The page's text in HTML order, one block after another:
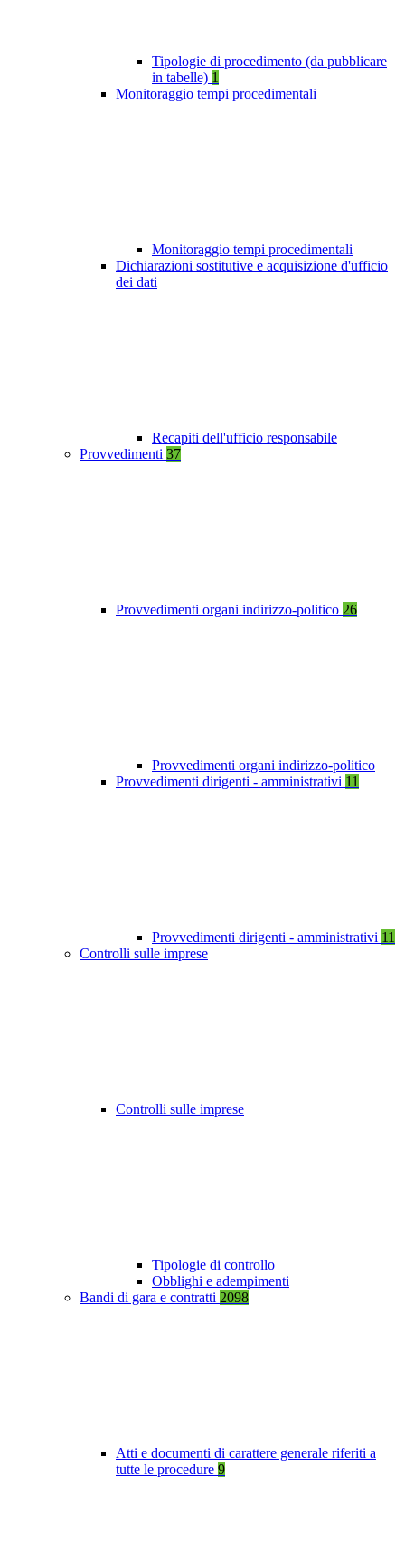
Tipologie di procedimento (da pubblicare
in tabelle) 1
Monitoraggio tempi procedimentali
Monitoraggio tempi procedimentali
Dichiarazioni sostitutive e acquisizione d'ufficio
dei dati
Recapiti dell'ufficio responsabile
Provvedimenti 37
Provvedimenti organi indirizzo-politico 26
Provvedimenti organi indirizzo-politico
Provvedimenti dirigenti - amministrativi 11
Provvedimenti dirigenti - amministrativi 11
Controlli sulle imprese
Controlli sulle imprese
Tipologie di controllo
Obblighi e adempimenti
Bandi di gara e contratti 2098
Atti e documenti di carattere generale riferiti a
tutte le procedure 9